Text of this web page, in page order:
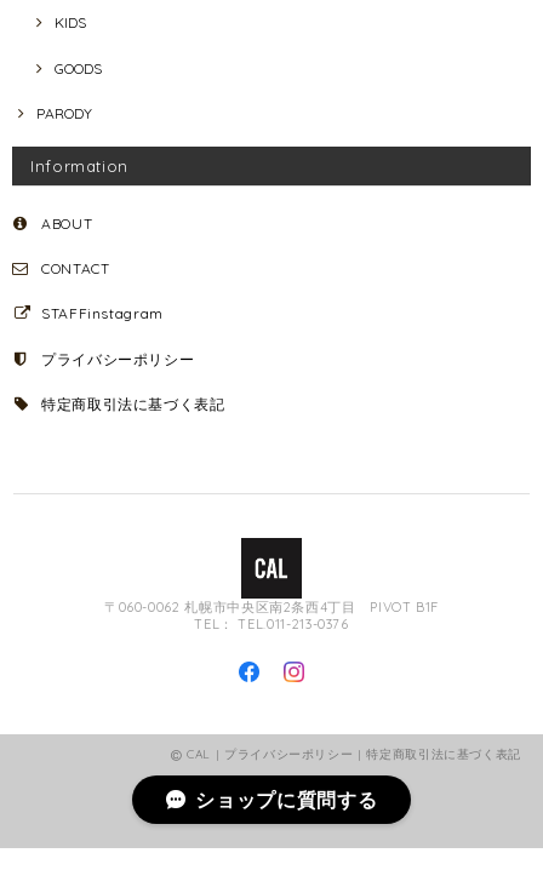
KIDS
GOODS
PARODY
Information
ABOUT
CONTACT
STAFFinstagram
プライバシーポリシー
特定商取引法に基づく表記
〒060-0062 札幌市中央区南2条西4丁目 PIVOT B1F
TEL： TEL.011-213-0376
CAL | プライバシーポリシー |特定商取引法に基づく表記
ショップに質問する